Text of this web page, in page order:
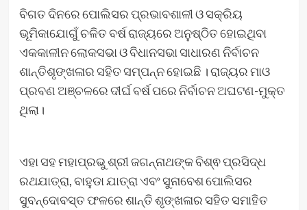
ବିଗତ ଦିନରେ ପୋଲିସର ପ୍ରଭାବଶାଳୀ ଓ ସକ୍ରିୟ
ଭୂମିକାଯୋଗୁଁ ଚଳିତ ବର୍ଷ ରାଜ୍ୟରେ ଅନୁଷ୍ଠିତ ହୋଇଥିବା
ଏକକାଳୀନ ଲୋକସଭା ଓ ବିଧାନସଭା ସାଧାରଣ ନିର୍ବାଚନ
ଶାନ୍ତିଶୃଙ୍ଖଳାର ସହିତ ସମ୍ପନ୍ନ ହୋଇଛି । ରାଜ୍ୟର ମାଓ
ପ୍ରବଣ ଅଞ୍ଚଳରେ ଦୀର୍ଘ ବର୍ଷ ପରେ ନିର୍ବାଚନ ଅଘଟଣ-ମୁକ୍ତ
ଥିଲା।
ଏହା ସହ ମହାପ୍ରଭୁ ଶ୍ରୀ ଜଗନ୍ନାଥଙ୍କ ବିଶ୍ଵ ପ୍ରସିଦ୍ଧ
ରଥଯାତ୍ରା, ବାହୁଡା ଯାତ୍ରା ଏବଂ ସୁନାବେଶ ପୋଲିସର
ସୁବନ୍ଦୋବସ୍ତ ଫଳରେ ଶାନ୍ତି ଶୃଙ୍ଖଳାର ସହିତ ସମାହିତ